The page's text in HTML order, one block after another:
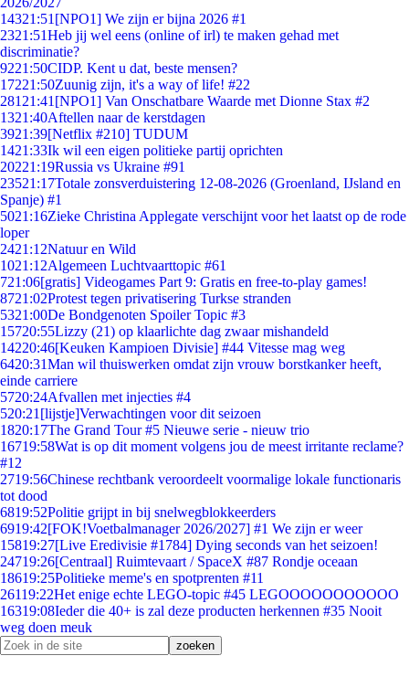
14321:51 [NPO1] We zijn er bijna 2026 #1
2321:51Heb jij wel eens (online of irl) te maken gehad met
discriminatie?
9221:50CIDP. Kent u dat, beste mensen?
17221:50Zuunig zijn, it's a way of life! #22
281 21:41 [NPO1] Van Onschatbare Waarde met Dionne Stax #2
1321:40Aftellen naar de kerstdagen
3921:39[Netflix #210] TUDUM
1421:33Ik wil een eigen politieke partij oprichten
20221:19Russia vs Ukraine #91
23521:17Totale zonsverduistering 12-08-2026 (Groenland, IJsland en
Spanje) #1
5021:16Zieke Christina Applegate verschijnt voor het laatst op de rode
loper
2421:12Natuur en Wild
1021:12Algemeen Luchtvaarttopic #61
721:06[gratis] Videogames Part 9: Gratis en free-to-play games!
8721:02Protest tegen privatisering Turkse stranden
5321:00De Bondgenoten Spoiler Topic #3
15720:55Lizzy (21) op klaarlichte dag zwaar mishandeld
14220:46[Keuken Kampioen Divisie] #44 Vitesse mag weg
6420:31Man wil thuiswerken omdat zijn vrouw borstkanker heeft,
einde carriere
5720:24Afvallen met injecties #4
520:21 [lijstje]Verwachtingen voor dit seizoen
1820:17The Grand Tour #5 Nieuwe serie - nieuw trio
16719:58Wat is op dit moment volgens jou de meest irritante reclame?
#12
2719:56Chinese rechtbank veroordeelt voormalige lokale functionaris
tot dood
6819:52Politie grijpt in bij snelwegblokkeerders
6919:42[FOK!Voetbalmanager 2026/2027] #1 We zijn er weer
15819:27[Live Eredivisie #1784] Dying seconds van het seizoen!
24719:26[Centraal] Ruimtevaart / SpaceX #87 Rondje oceaan
18619:25Politieke meme's en spotprenten #11
26119:22Het enige echte LEGO-topic #45 LEGOOOOOOOOOOO
16319:08Ieder die 40+ is zal deze producten herkennen #35 Nooit
weg doen meuk